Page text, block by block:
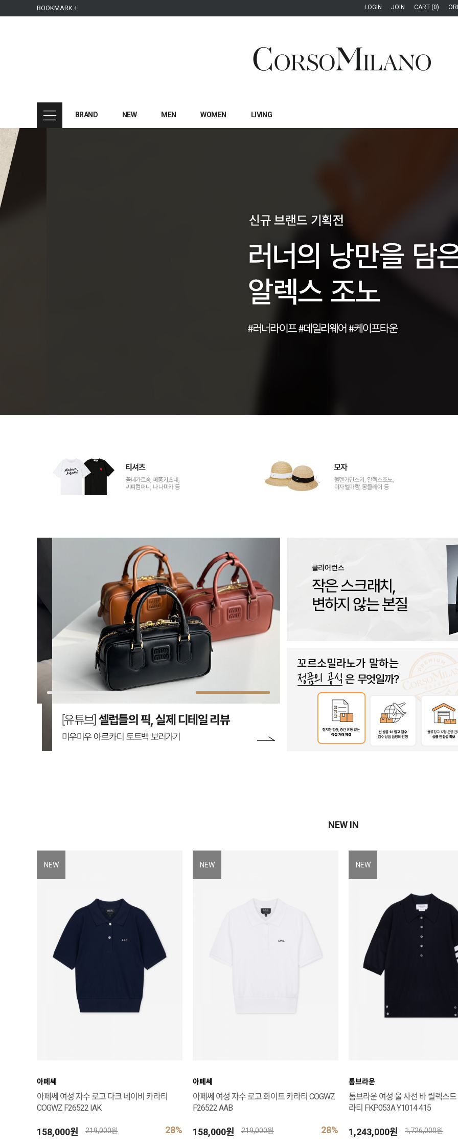
본문 바로가기
주메뉴 바로가기
사이드메뉴 바로가기
BOOKMARK + LOGIN JOIN CART (0)
BRAND NEW MEN WOMEN LIVING
NEW IN
NEW
아페쎄
아페쎄 여성 자수 로고 다크 네이비 카라티
COGWZ F26522 IAK
158,000원 28%
219,000원
NEW
아페쎄
아페쎄 여성 자수 로고 화이트 카라티 COGWZ
F26522 AAB
158,000원 28%
219,000원
NEW
톰브라운
톰브라운 여성 울 사선 바 릴렉스
라티 FKP053A Y1014 415
1,243,000원 1,726,000원